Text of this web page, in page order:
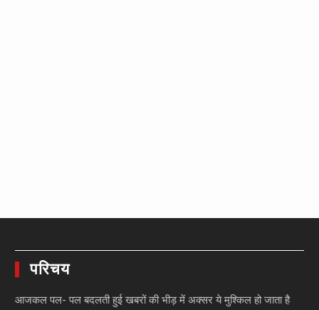
परिचय
आजकल पल- पल बदलती हुई खबरों की भीड़ में अक्सर ये मुश्किल हो जाता है